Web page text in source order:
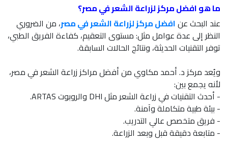
ما هو افضل مركز لزراعة الشعر في مصر؟
عند البحث عنافضل مركز لزراعة الشعر في مصر، من الضروري
النظر إلى عدة عوامل مثل: مستوى التعقيم، كفاءة الفريق الطبي،
توفر التقنيات الحديثة، ونتائج الحالات السابقة.
ويُعد مركز د. أحمد مكاوي من أفضل مراكز زراعة الشعر في مصر،
لأنه يجمع بين:
- أحدث التقنيات في زراعة الشعر مثل DHI والروبوت ARTAS.
- بيئة طبية متكاملة وآمنة.
- فريق متخصص عالي التدريب.
- متابعة دقيقة قبل وبعد الزراعة.